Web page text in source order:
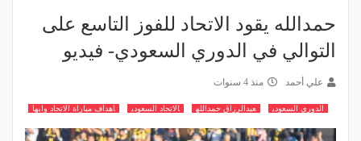
حمدالله يقود الاتحاد للفوز التاسع على
التوالي في الدوري السعودي- فيديو
علي أحمد منذ 4 سنوات
الدوري السعودي عبدالرزاق حمدالله الاتحاد السعودي اهداف مباراة الاتحاد وابها